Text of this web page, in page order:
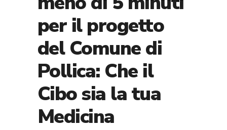
per il progetto
del Comune di
Pollica: Che il
Cibo sia la tua
Medicina